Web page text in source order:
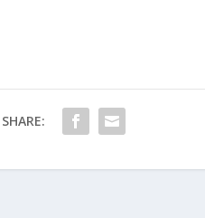
SHARE: